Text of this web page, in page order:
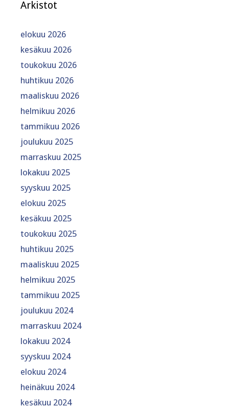
Arkistot
elokuu 2026
kesäkuu 2026
toukokuu 2026
huhtikuu 2026
maaliskuu 2026
helmikuu 2026
tammikuu 2026
joulukuu 2025
marraskuu 2025
lokakuu 2025
syyskuu 2025
elokuu 2025
kesäkuu 2025
toukokuu 2025
huhtikuu 2025
maaliskuu 2025
helmikuu 2025
tammikuu 2025
joulukuu 2024
marraskuu 2024
lokakuu 2024
syyskuu 2024
elokuu 2024
heinäkuu 2024
kesäkuu 2024